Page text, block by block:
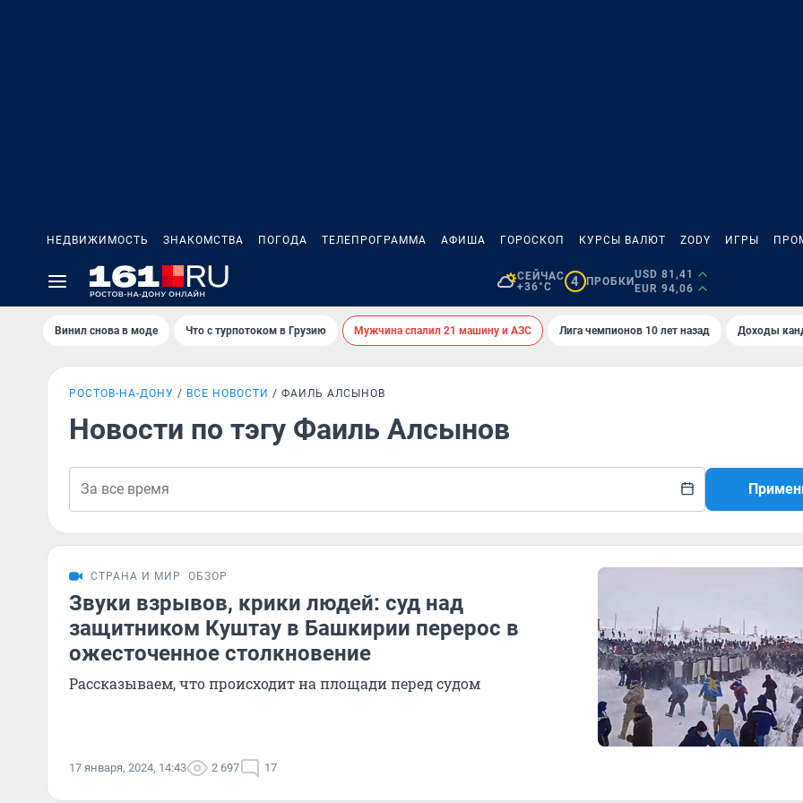
НЕДВИЖИМОСТЬ ЗНАКОМСТВА ПОГОДА ТЕЛЕПРОГРАММА АФИША ГОРОСКОП КУРСЫ ВАЛЮТ ZODY ИГРЫ
СЕЙЧАС
+36°C
4 ПРОБКИ
USD 81,41
EUR 94,06
Винил снова в моде Что с турпотоком в Грузию Мужчина спалил 21 машину и АЗС Лига чемпионов 10 лет назад Доходы
РОСТОВ-НА-ДОНУ ВСЕ НОВОСТИ ФАИЛЬ АЛСЫНОВ
Новости по тэгу Фаиль Алсынов
СТРАНА И МИР ОБЗОР
Звуки взрывов, крики людей: суд над
защитником Куштау в Башкирии перерос в
ожесточенное столкновение
Рассказываем, что происходит на площади перед судом
17 января, 2024, 14:43 2 697 17